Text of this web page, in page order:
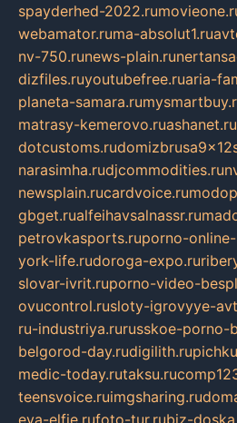
spayderhed-2022.ru
webamator.ruma-absolut1.ru
nv-750.runews-plain.ru
dizfiles.ruyoutubefree.ruaria-
planeta-samara.ru
matrasy-kemerovo.ruashanet.ru
dotcustoms.ru
narasimha.rudjcommodities.ru
newsplain.rucardvoice.ru
gbget.rualfeihavsalnassr.ru
petrovkasports.ruporno-
york-life.rudoroga-expo.ru
slovar-ivrit.ruporno-video-
ovucontrol.rusloty-igrovyye-
ru-industriya.rurusskoe-porno-
belgorod-day.rudigilith.ru
medic-today.rutaksu.ru
teensvoice.ruimgsharing.ru
eva-elfie.rufoto-tur.rubiz-